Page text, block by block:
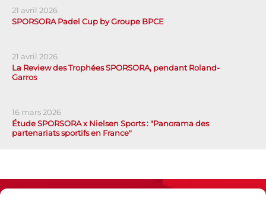
21 avril 2026
SPORSORA Padel Cup by Groupe BPCE
21 avril 2026
La Review des Trophées SPORSORA, pendant Roland-
Garros
16 mars 2026
Étude SPORSORA x Nielsen Sports : "Panorama des
partenariats sportifs en France"